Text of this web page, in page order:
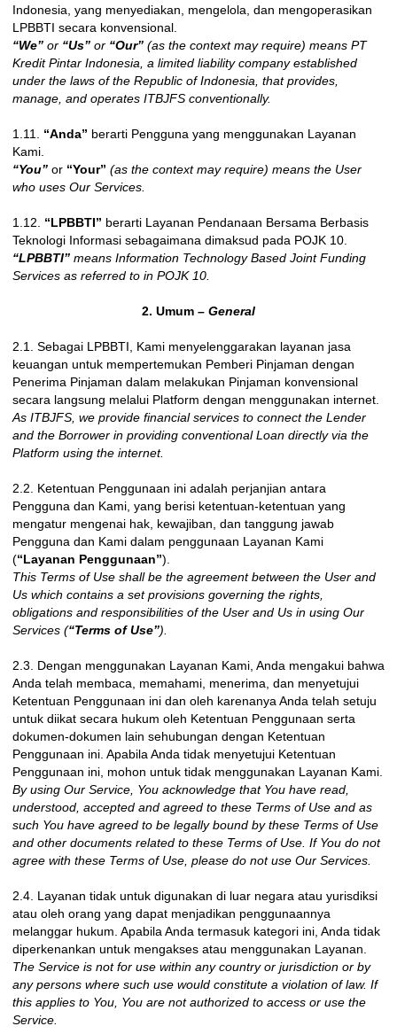
Indonesia, yang menyediakan, mengelola, dan mengoperasikan
LPBBTI secara konvensional.
“We” or “Us” or “Our” (as the context may require) means PT
Kredit Pintar Indonesia, a limited liability company established
under the laws of the Republic of Indonesia, that provides,
manage, and operates ITBJFS conventionally.
1.11. “Anda” berarti Pengguna yang menggunakan Layanan
Kami.
“You” or “Your” (as the context may require) means the User
who uses Our Services.
1.12. “LPBBTI” berarti Layanan Pendanaan Bersama Berbasis
Teknologi Informasi sebagaimana dimaksud pada POJK 10.
“LPBBTI” means Information Technology Based Joint Funding
Services as referred to in POJK 10.
2. Umum – General
2.1. Sebagai LPBBTI, Kami menyelenggarakan layanan jasa
keuangan untuk mempertemukan Pemberi Pinjaman dengan
Penerima Pinjaman dalam melakukan Pinjaman konvensional
secara langsung melalui Platform dengan menggunakan internet.
As ITBJFS, we provide financial services to connect the Lender
and the Borrower in providing conventional Loan directly via the
Platform using the internet.
2.2. Ketentuan Penggunaan ini adalah perjanjian antara
Pengguna dan Kami, yang berisi ketentuan-ketentuan yang
mengatur mengenai hak, kewajiban, dan tanggung jawab
Pengguna dan Kami dalam penggunaan Layanan Kami
(“Layanan Penggunaan”).
This Terms of Use shall be the agreement between the User and
Us which contains a set provisions governing the rights,
obligations and responsibilities of the User and Us in using Our
Services (“Terms of Use”).
2.3. Dengan menggunakan Layanan Kami, Anda mengakui bahwa
Anda telah membaca, memahami, menerima, dan menyetujui
Ketentuan Penggunaan ini dan oleh karenanya Anda telah setuju
untuk diikat secara hukum oleh Ketentuan Penggunaan serta
dokumen-dokumen lain sehubungan dengan Ketentuan
Penggunaan ini. Apabila Anda tidak menyetujui Ketentuan
Penggunaan ini, mohon untuk tidak menggunakan Layanan Kami.
By using Our Service, You acknowledge that You have read,
understood, accepted and agreed to these Terms of Use and as
such You have agreed to be legally bound by these Terms of Use
and other documents related to these Terms of Use. If You do not
agree with these Terms of Use, please do not use Our Services.
2.4. Layanan tidak untuk digunakan di luar negara atau yurisdiksi
atau oleh orang yang dapat menjadikan penggunaannya
melanggar hukum. Apabila Anda termasuk kategori ini, Anda tidak
diperkenankan untuk mengakses atau menggunakan Layanan.
The Service is not for use within any country or jurisdiction or by
any persons where such use would constitute a violation of law. If
this applies to You, You are not authorized to access or use the
Service.